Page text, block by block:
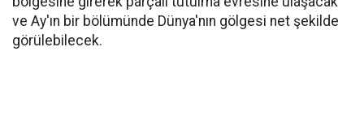
ve Ay'ın bir bölümünde Dünya'nın gölgesi net şekilde
görülebilecek.